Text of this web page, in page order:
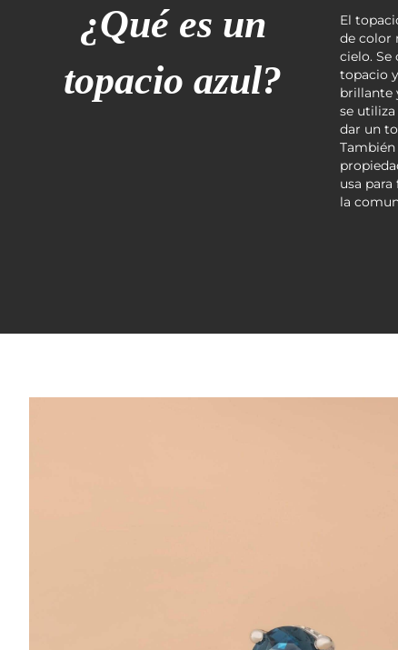
¿Qué es un
topacio azul?
El
de color
cielo.
topacio
brillante
se
dar un
usa
la